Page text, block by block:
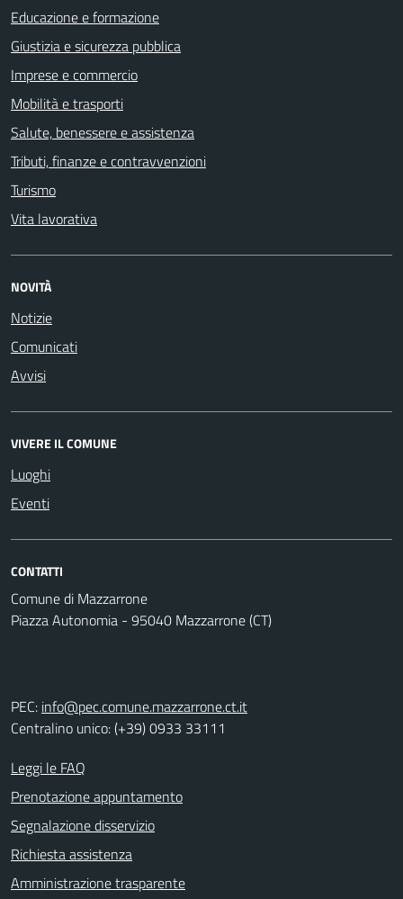
Educazione e formazione
Giustizia e sicurezza pubblica
Imprese e commercio
Mobilità e trasporti
Salute, benessere e assistenza
Tributi, finanze e contravvenzioni
Turismo
Vita lavorativa
NOVITÀ
Notizie
Comunicati
Avvisi
VIVERE IL COMUNE
Luoghi
Eventi
CONTATTI
Comune di Mazzarrone
Piazza Autonomia - 95040 Mazzarrone (CT)
PEC: info@pec.comune.mazzarrone.ct.it
Centralino unico: (+39) 0933 33111
Leggi le FAQ
Prenotazione appuntamento
Segnalazione disservizio
Richiesta assistenza
Amministrazione trasparente